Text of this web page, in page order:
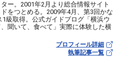
ー。2001年2月より総合情報サイト
をつとめる。2009年4月、第3回かな
級取得。公式ガイドブログ「横浜ウ
聞いて、食べて」実際に体験した横
プロフィール詳細
執筆記事一覧